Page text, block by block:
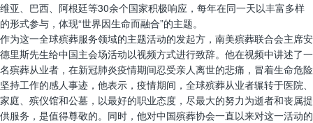
维亚、巴西、阿根廷等30余个国家积极响应，每年在同一天以丰富多样
的形式参与，体现“世界因生命而融合”的主题。
作为这一全球殡葬服务领域的主题活动的发起方，南美殡葬联合会主席安
德里斯先生给中国主会场活动以视频方式进行致辞。他在视频中讲述了一
名殡葬从业者，在新冠肺炎疫情期间忍受亲人离世的悲痛，冒着生命危险
坚持工作的感人事迹，他表示，疫情期间，全球殡葬从业者辗转于医院、
家庭、殡仪馆和公墓，以最好的职业态度，尽最大的努力为逝者和丧属提
供服务，是值得尊敬的。同时，他对中国殡葬协会一直以来对这一活动的